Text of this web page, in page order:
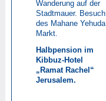
Wanderung auf der
Stadtmauer. Besuch
des Mahane Yehuda
Markt.
Halbpension im
Kibbuz-Hotel
„Ramat Rachel“
Jerusalem.